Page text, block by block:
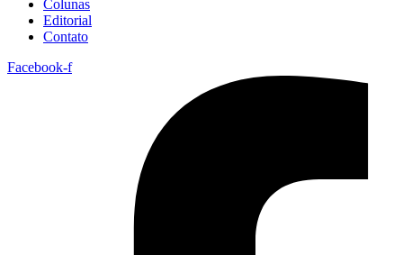
Colunas
Editorial
Contato
Facebook-f